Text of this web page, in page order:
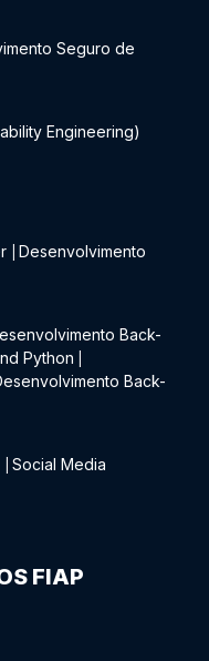
Seguro de
Engineering)
Desenvolvimento
Back-
Python
Back-
Social Media
FIAP